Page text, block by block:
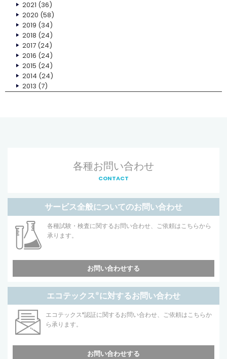
2021 (36)
2020 (58)
2019 (34)
2018 (24)
2017(24)
2016 (24)
2015 (24)
2014 (24)
2013 (7)
各種お問い合わせ
CONTACT
サービス全般についてのお問い合わせ
各種試験・検査に関するお問い合わせ、ご依頼はこちらから
承ります。
お問い合わせする
エコテックス®に対するお問い合わせ
エコテックス®認証に関するお問い合わせ、ご依頼はこちらか
ら承ります。
お問い合わせする